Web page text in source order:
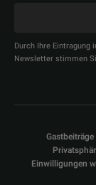
Durch Ihre Eintragung
Newsletter stimmen
Gastbeiträge
Einwilligungen